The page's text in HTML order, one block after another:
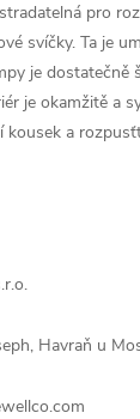
pro
svíčky. Ta je
je dostatečně
je okamžitě a
kousek a
Havraň u